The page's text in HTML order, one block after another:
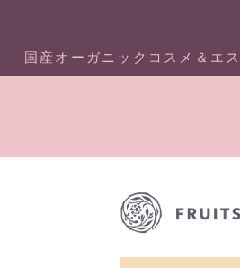
国産オーガニックコスメ＆エ